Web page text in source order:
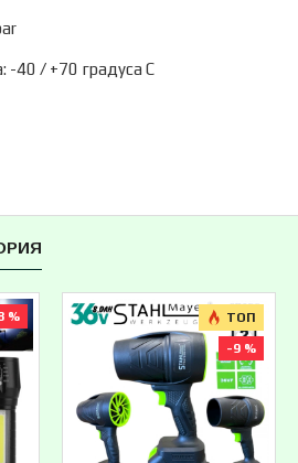
-40 / +70 градуса С
%
ТОП
-9 %